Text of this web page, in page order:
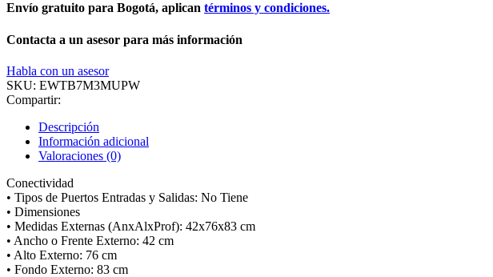
Envío gratuito para Bogotá, aplican términos y condiciones.
Contacta a un asesor para más información
Habla con un asesor
SKU: EWTB7M3MUPW
Compartir:
Descripción
Información adicional
Valoraciones (0)
Conectividad
• Tipos de Puertos Entradas y Salidas: No Tiene
• Dimensiones
• Medidas Externas (AnxAlxProf): 42x76x83 cm
• Ancho o Frente Externo: 42 cm
• Alto Externo: 76 cm
• Fondo Externo: 83 cm